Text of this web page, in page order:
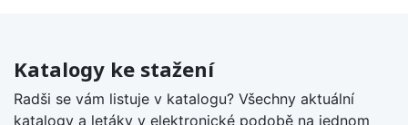
Katalogy ke stažení
Radši se vám listuje v katalogu? Všechny aktuální
katalogy a letáky v elektronické podobě na jednom